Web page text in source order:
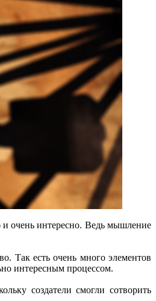
и очень интересно. Ведь мышление
Так есть очень много элементов
интересным процессом.
создатели смогли сотворить